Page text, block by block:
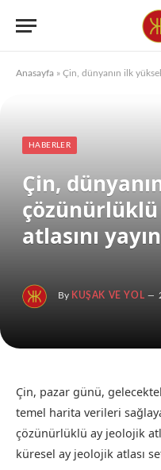
Anasayfa » Çin, dünyanın ilk
HABERLER
Çin,
atlasını
By KUŞAK VE YOL
Çin, pazar günü,
temel harita verileri
çözünürlüklü ay jeolojik
küresel ay jeolojik atlası